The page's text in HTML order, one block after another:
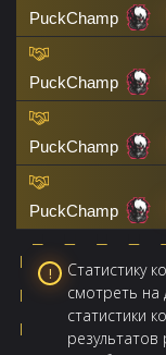
PuckChamp
PuckChamp
PuckChamp
PuckChamp
Статистику
смотреть на
статистики